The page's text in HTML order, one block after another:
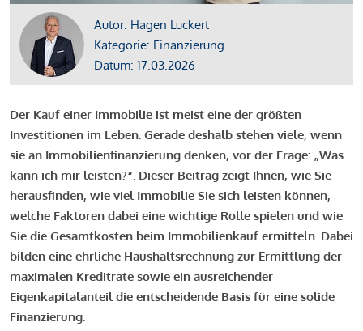
Autor: Hagen Luckert
Kategorie: Finanzierung
Datum: 17.03.2026
Der Kauf einer Immobilie ist meist eine der größten
Investitionen im Leben. Gerade deshalb stehen viele, wenn
sie an Immobilienfinanzierung denken, vor der Frage: „Was
kann ich mir leisten?“. Dieser Beitrag zeigt Ihnen, wie Sie
herausfinden, wie viel Immobilie Sie sich leisten können,
welche Faktoren dabei eine wichtige Rolle spielen und wie
Sie die Gesamtkosten beim Immobilienkauf ermitteln. Dabei
bilden eine ehrliche Haushaltsrechnung zur Ermittlung der
maximalen Kreditrate sowie ein ausreichender
Eigenkapitalanteil die entscheidende Basis für eine solide
Finanzierung.